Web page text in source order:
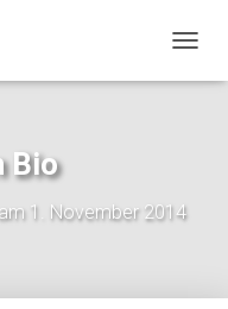
A
I
Bio
1. November 2014